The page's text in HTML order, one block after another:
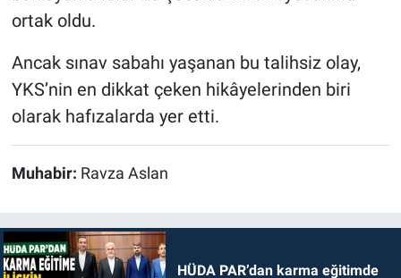
ortak oldu.
Ancak sınav sabahı yaşanan bu talihsiz olay,
YKS’nin en dikkat çeken hikâyelerinden biri
olarak hafızalarda yer etti.
Muhabir: Ravza Aslan
HÜDA PAR’dan karma eğitimde